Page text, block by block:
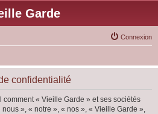
Garde
Connexion
confidentialité
« Vieille Garde » et ses sociétés
», « notre », « nos », « Vieille Garde »,